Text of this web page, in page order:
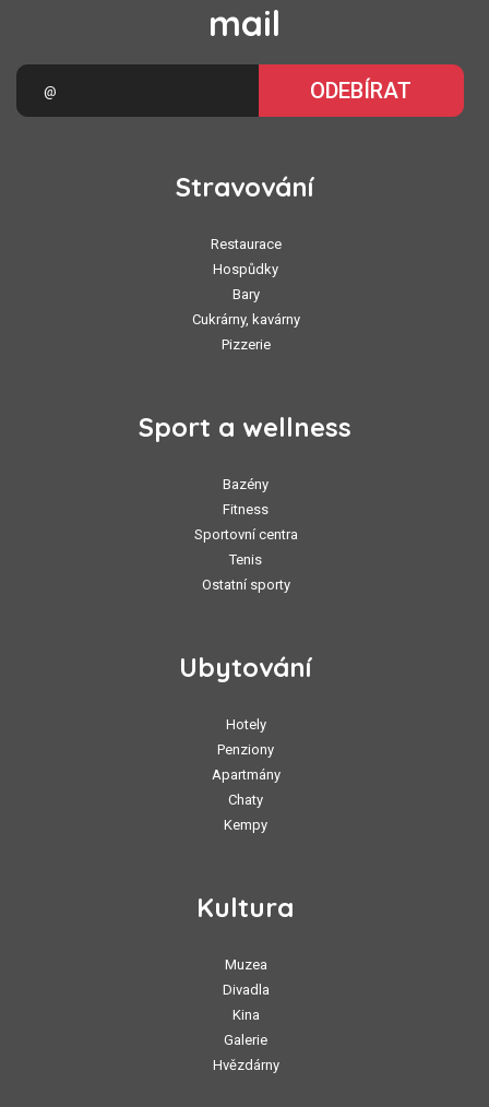
mail
ODEBÍRAT
Stravování
Restaurace
Hospůdky
Bary
Cukrárny, kavárny
Pizzerie
Sport a wellness
Bazény
Fitness
Sportovní centra
Tenis
Ostatní sporty
Ubytování
Hotely
Penziony
Apartmány
Chaty
Kempy
Kultura
Muzea
Divadla
Kina
Galerie
Hvězdárny